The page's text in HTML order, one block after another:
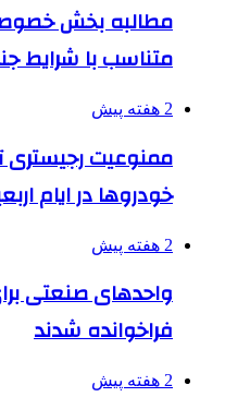
مطالبه بخش
متناسب با شرایط
2 هفته پیش
ممنوعیت رجیستری
خودروها در ایام
2 هفته پیش
واحدهای صنعتی
فراخوانده شدند
2 هفته پیش